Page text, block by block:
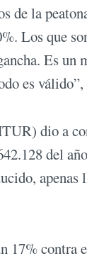
de la
Los que
Es
es válido”,
dio a
del
17% contra